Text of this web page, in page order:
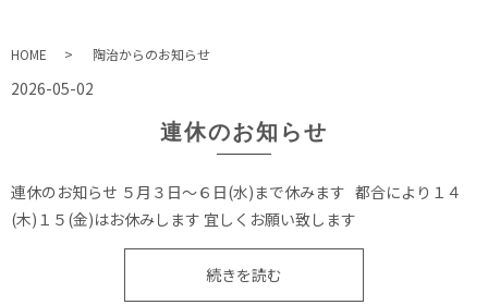
HOME 陶治からのお知らせ
2026-05-02
連休のお知らせ
連休のお知らせ ５月３日〜６日(水)まで休みます 都合により１４
(木)１５(金)はお休みします 宜しくお願い致します
続きを読む